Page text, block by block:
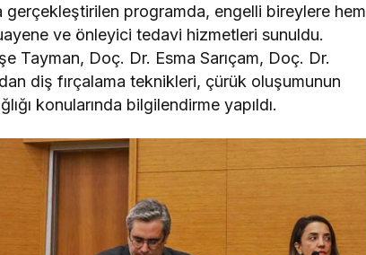
gerçekleştirilen programda, engelli bireylere hem
ve önleyici tedavi hizmetleri sunuldu.
Tayman, Doç. Dr. Esma Sarıçam, Doç. Dr.
diş fırçalama teknikleri, çürük oluşumunun
konularında bilgilendirme yapıldı.